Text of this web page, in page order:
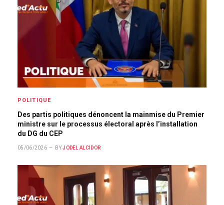
POLITIQUE
Des partis politiques dénoncent la mainmise du Premier
ministre sur le processus électoral après l’installation
du DG du CEP
05/06/2026 BY JODEL ALCIDOR